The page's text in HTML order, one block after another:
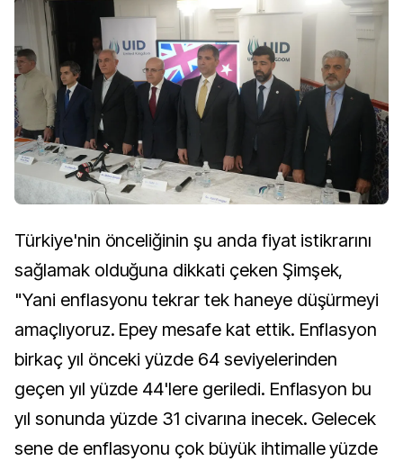
Türkiye'nin önceliğinin şu anda fiyat istikrarını
sağlamak olduğuna dikkati çeken Şimşek,
"Yani enflasyonu tekrar tek haneye düşürmeyi
amaçlıyoruz. Epey mesafe kat ettik. Enflasyon
birkaç yıl önceki yüzde 64 seviyelerinden
geçen yıl yüzde 44'lere geriledi. Enflasyon bu
yıl sonunda yüzde 31 civarına inecek. Gelecek
sene de enflasyonu çok büyük ihtimalle yüzde